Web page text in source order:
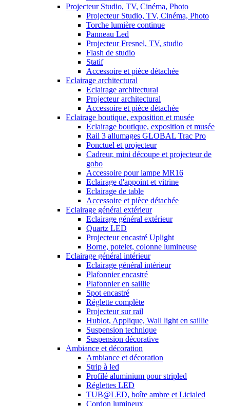
Projecteur Studio, TV, Cinéma, Photo
Projecteur Studio, TV, Cinéma, Photo
Torche lumière continue
Panneau Led
Projecteur Fresnel, TV, studio
Flash de studio
Statif
Accessoire et pièce détachée
Eclairage architectural
Eclairage architectural
Projecteur architectural
Accessoire et pièce détachée
Eclairage boutique, exposition et musée
Eclairage boutique, exposition et musée
Rail 3 allumages GLOBAL Trac Pro
Ponctuel et projecteur
Cadreur, mini découpe et projecteur de
gobo
Accessoire pour lampe MR16
Eclairage d'appoint et vitrine
Eclairage de table
Accessoire et pièce détachée
Eclairage général extérieur
Eclairage général extérieur
Quartz LED
Projecteur encastré Uplight
Borne, potelet, colonne lumineuse
Eclairage général intérieur
Eclairage général intérieur
Plafonnier encastré
Plafonnier en saillie
Spot encastré
Réglette complète
Projecteur sur rail
Hublot, Applique, Wall light en saillie
Suspension technique
Suspension décorative
Ambiance et décoration
Ambiance et décoration
Strip à led
Profilé aluminium pour stripled
Réglettes LED
TUB@LED, boîte ambre et Licialed
Cordon lumineux